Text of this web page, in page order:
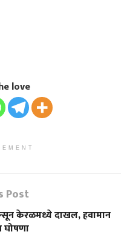
love
Post
केरळमध्ये दाखल, हवामान
घोषणा